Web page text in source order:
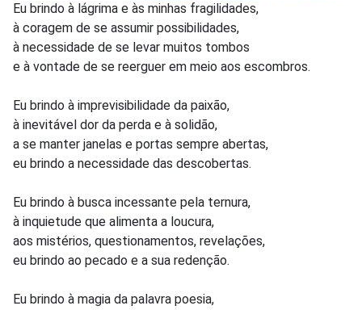
Eu brindo à lágrima e às minhas fragilidades,
à coragem de se assumir possibilidades,
à necessidade de se levar muitos tombos
e à vontade de se reerguer em meio aos escombros.
Eu brindo à imprevisibilidade da paixão,
à inevitável dor da perda e à solidão,
a se manter janelas e portas sempre abertas,
eu brindo a necessidade das descobertas.
Eu brindo à busca incessante pela ternura,
à inquietude que alimenta a loucura,
aos mistérios, questionamentos, revelações,
eu brindo ao pecado e a sua redenção.
Eu brindo à magia da palavra poesia,